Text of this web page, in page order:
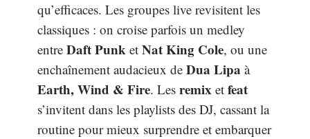
qu’efficaces. Les groupes live revisitent les
classiques : on croise parfois un medley
entre Daft Punk et Nat King Cole, ou une
enchaînement audacieux de Dua Lipa à
Earth, Wind & Fire. Les remix et feat
s’invitent dans les playlists des DJ, cassant la
routine pour mieux surprendre et embarquer